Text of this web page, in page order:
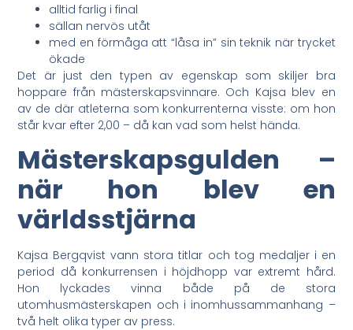
alltid farlig i final
sällan nervös utåt
med en förmåga att “låsa in” sin teknik när trycket
ökade
Det är just den typen av egenskap som skiljer bra
hoppare från mästerskapsvinnare. Och Kajsa blev en
av de där atleterna som konkurrenterna visste: om hon
står kvar efter 2,00 – då kan vad som helst hända.
Mästerskapsgulden –
när hon blev en
världsstjärna
Kajsa Bergqvist vann stora titlar och tog medaljer i en
period då konkurrensen i höjdhopp var extremt hård.
Hon lyckades vinna både på de stora
utomhusmästerskapen och i inomhussammanhang –
två helt olika typer av press.